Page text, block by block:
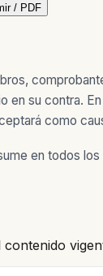
/ PDF
en su contra.
como
en todos